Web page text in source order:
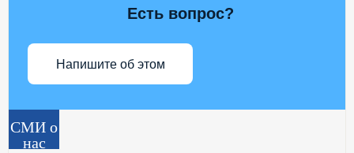
Есть вопрос?
Напишите об этом
СМИ о
нас